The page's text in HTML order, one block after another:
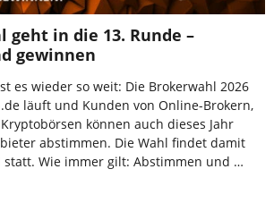
geht in die 13. Runde –
gewinnen
es wieder so weit: Die Brokerwahl 2026
läuft und Kunden von Online-Brokern,
können auch dieses Jahr
abstimmen. Die Wahl findet damit
statt. Wie immer gilt: Abstimmen und …